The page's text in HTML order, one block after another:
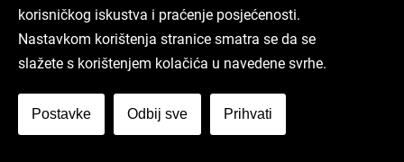
korisničkog iskustva i praćenje posjećenosti.
Nastavkom korištenja stranice smatra se da se
slažete s korištenjem kolačića u navedene svrhe.
Postavke Odbij sve Prihvati